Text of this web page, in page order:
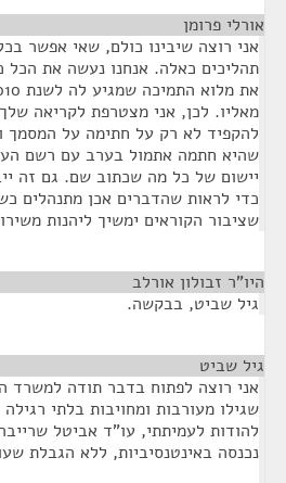
אורלי פרומן
אני רוצה שיבינו כולם, שאי אפשר
תהליכים כאלה. אנחנו נעשה את הכל
מאליו. לכן, אני מצטרפת לקריאה
להקפיד לא רק על חתימה על המסמך
שהיא חתמה אתמול בערב עם רשם
יישום של כל מה שכתוב שם. גם זה
כדי לראות שהדברים אכן מתנהלים
שציבור הקוראים ימשיך ליהנות
היו"ר זבולון אורלב
גיל שביט, בבקשה.
גיל שביט
אני רוצה לפתוח בדבר תודה למשרד
שגילו מעורבות ומחויבות בלתי
להודות לעמיתתי, עו"ד אביטל
נכנסה באינטנסיביות, ללא הגבלת